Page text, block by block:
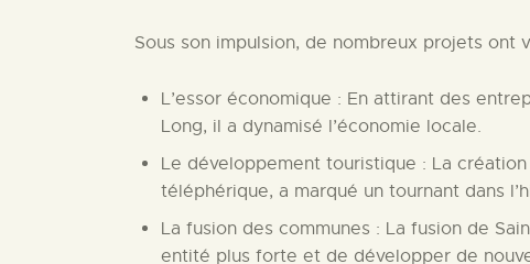
Sous son impulsion, de nombreux projets ont
L’essor économique : En attirant des
Long, il a dynamisé l’économie locale.
Le développement touristique : La
téléphérique, a marqué un tournant dans
La fusion des communes : La fusion de
entité plus forte et de développer de